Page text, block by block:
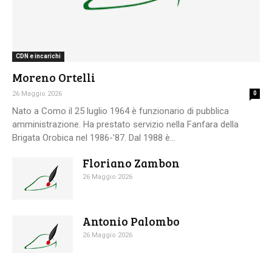
CDN e incarichi
Moreno Ortelli
26 Maggio 2026 0
Nato a Como il 25 luglio 1964 è funzionario di pubblica
amministrazione. Ha prestato servizio nella Fanfara della
Brigata Orobica nel 1986-’87. Dal 1988 è...
Floriano Zambon
26 Maggio 2026
Antonio Palombo
26 Maggio 2026